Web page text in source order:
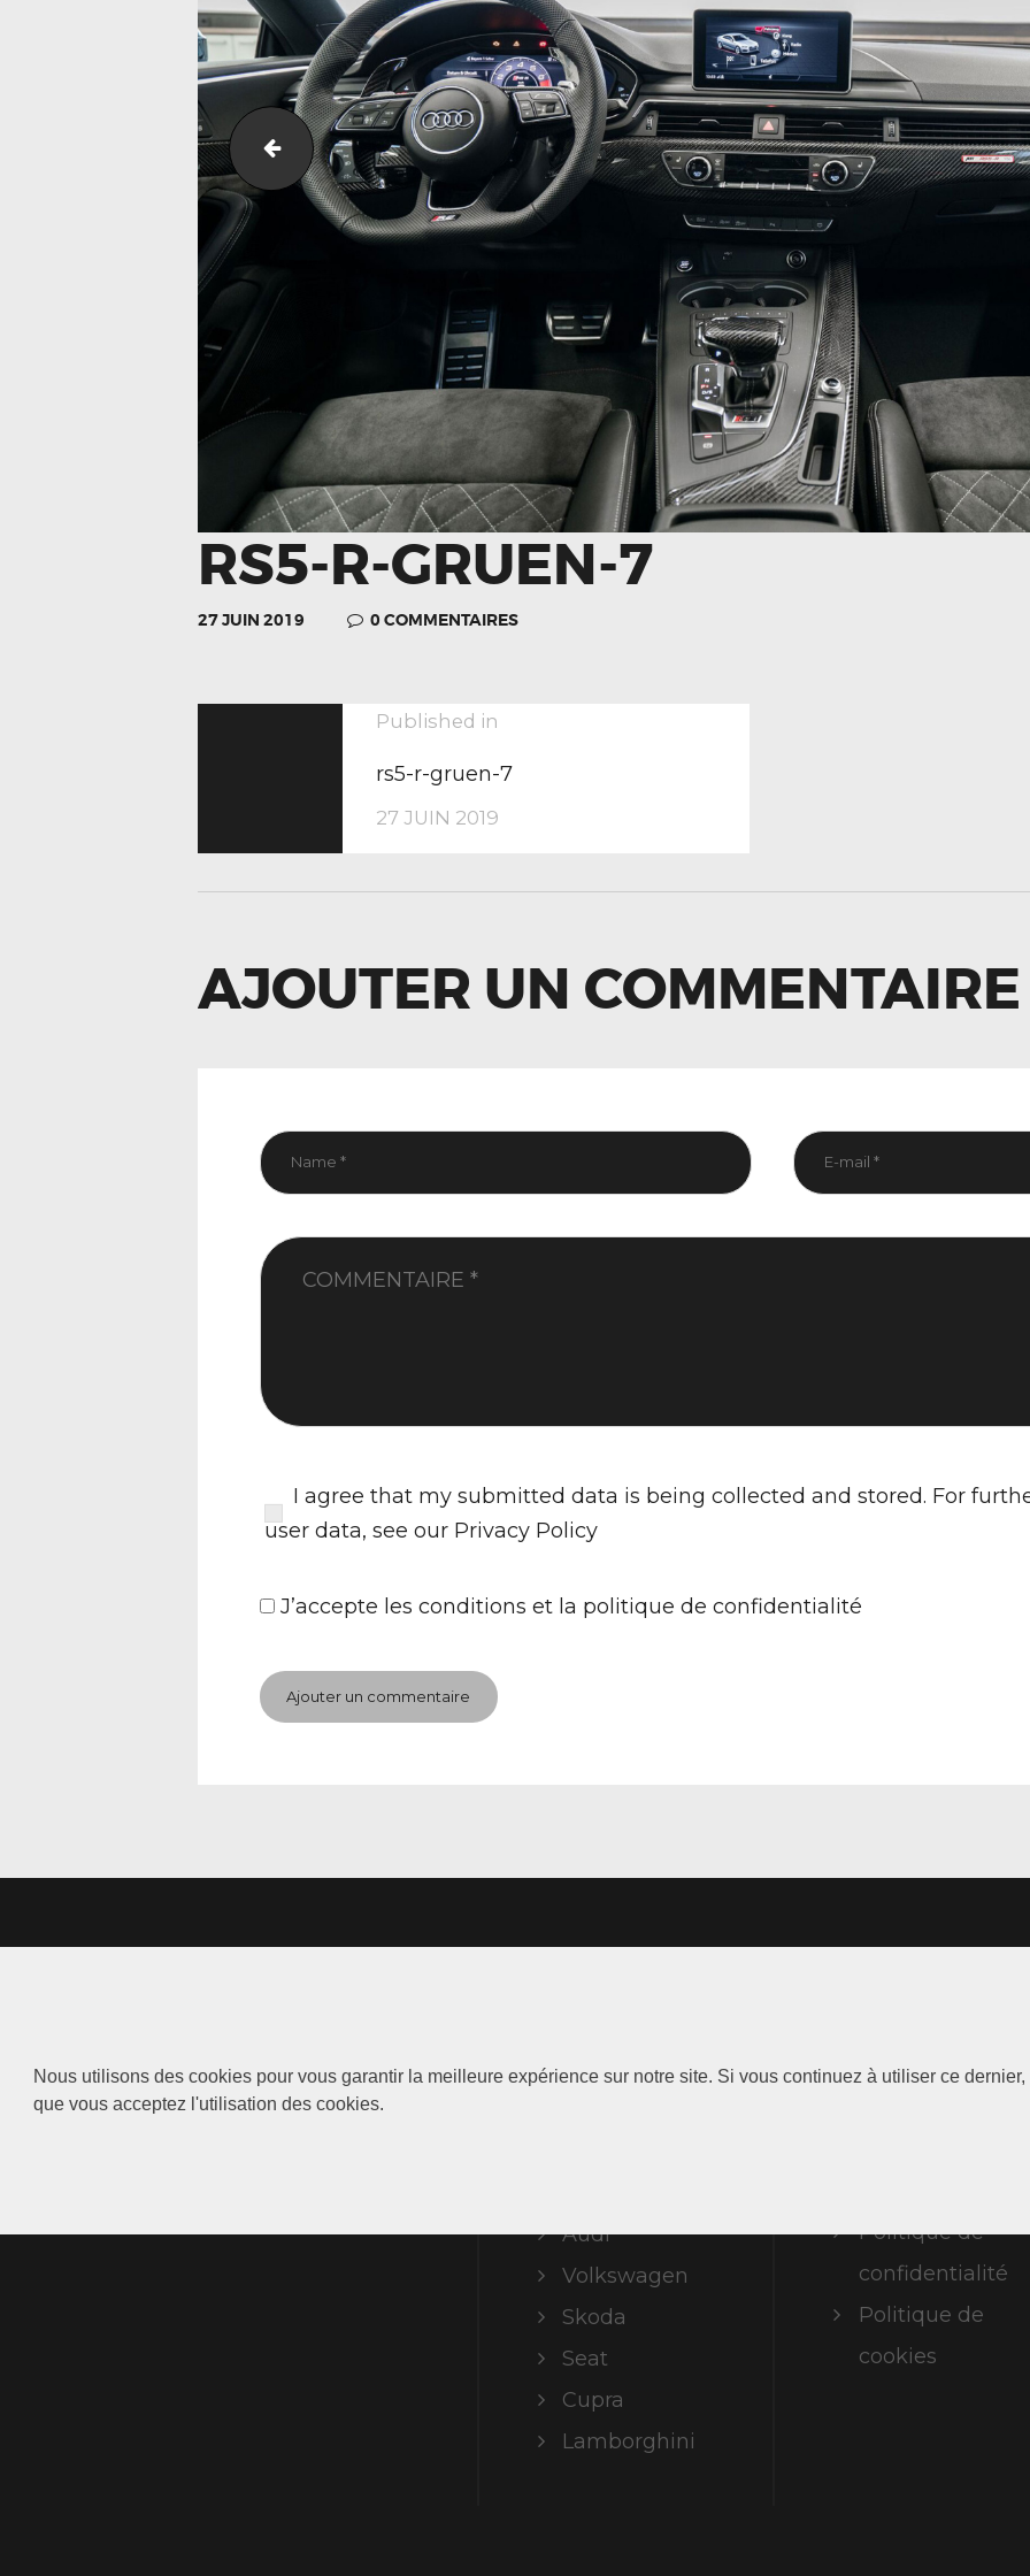
Nous utilisons des cookies pour vous garantir la meilleure expérience sur notre site. Si vous continuez à utiliser ce
que vous acceptez l'utilisation des cookies.
rs5-r-gruen-6
RS5-R-GRUEN-7
27 JUIN 2019 0 COMMENTAIRES
NAVIGATION
DE
L’ARTICLE
Published in
rs5-r-gruen-7
27 JUIN 2019
AJOUTER UN COMMENTAIRE
I agree that my submitted data is being collected and stored. For
user data, see our Privacy Policy
J’accepte les conditions et la politique de confidentialité
Audi
Volkswagen
Skoda
Seat
Cupra
Lamborghini
Politique de
confidentialité
Politique de
cookies